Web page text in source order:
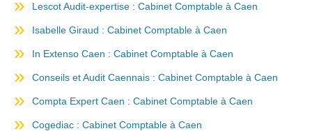
Lescot Audit-expertise : Cabinet Comptable à Caen
Isabelle Giraud : Cabinet Comptable à Caen
In Extenso Caen : Cabinet Comptable à Caen
Conseils et Audit Caennais : Cabinet Comptable à Caen
Compta Expert Caen : Cabinet Comptable à Caen
Cogediac : Cabinet Comptable à Caen